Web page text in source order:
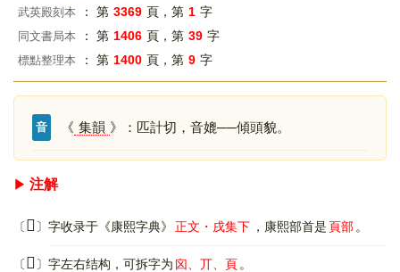
武英殿刻本 ： 第 3369 頁，第 1 字
同文書局本 ： 第 1406 頁，第 39 字
標點整理本 ： 第 1400 頁，第 9 字
音 《 集韻 》：匹計切，音媲──傾頭貌。
注解
〔 𩔅 〕字收录于《康熙字典》 正文・戌集下 ，康熙部首是頁部 。
〔 𩔅 〕字左右结构，可拆字为 囟、丌、頁 。